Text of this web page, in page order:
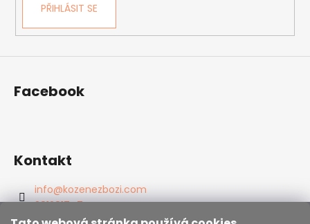
PŘIHLÁSIT SE
Facebook
Kontakt
info@kozenezbozi.com
381281747